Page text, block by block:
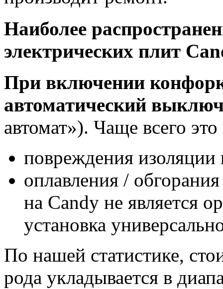
Наиболее
электрических плит
При включении
автоматический
автомат»). Чаще всего
повреждения изоляции
оплавления /
на Candy не является
установка
По нашей статистике,
рода укладывается в